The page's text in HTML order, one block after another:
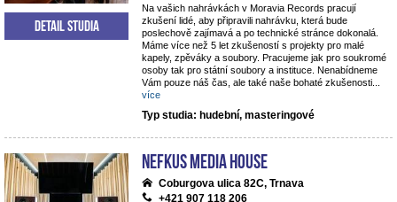
Na vašich nahrávkách v Moravia Records pracují
zkušení lidé, aby připravili nahrávku, která bude
poslechově zajímavá a po technické stránce dokonalá.
Máme více než 5 let zkušeností s projekty pro malé
kapely, zpěváky a soubory. Pracujeme jak pro soukromé
osoby tak pro státní soubory a instituce. Nenabídneme
Vám pouze náš čas, ale také naše bohaté zkušenosti
více
Typ studia: hudební, masteringové
Detail studia
NEFKUS Media House
Coburgova ulica 82C, Trnava
+421 907 118 206